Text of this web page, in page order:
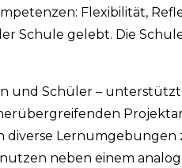
Flexibilität,
Schule gelebt. Die
und Schüler –
diverse
neben einem